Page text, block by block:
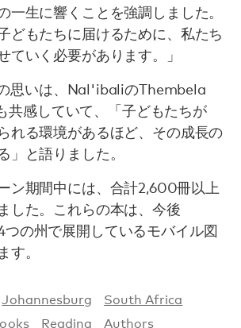
一生に響くことを強調しました。
どもたちに届けるために、私たち
ていく必要があります。」
思いは、Nal'ibaliのThembela
感していて、「子どもたちが
れる環境があるほど、その成長の
」と語りました。
ン期間中には、合計2,600冊以上
した。これらの本は、今後
の州で展開しているモバイル図
す。
Johannesburg
South Africa
Reading Authors